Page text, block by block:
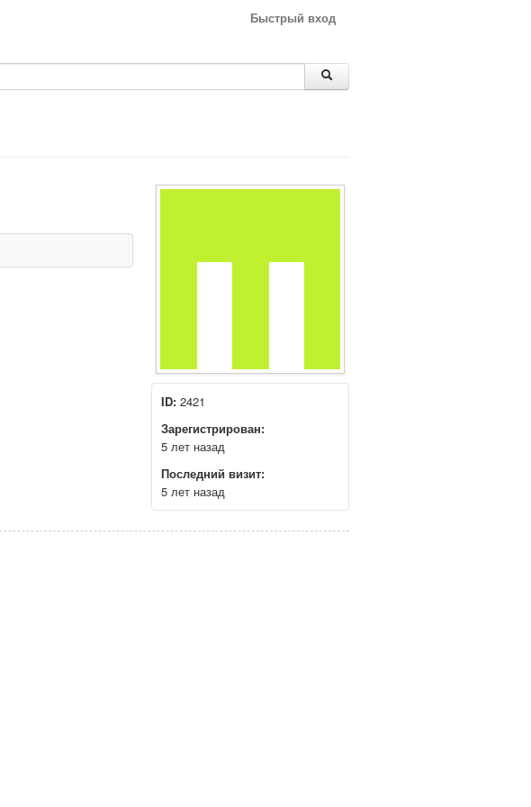
Быстрый вход
ID: 2421
Зарегистрирован:
5 лет назад
Последний визит:
5 лет назад